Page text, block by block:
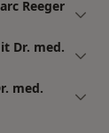
Reeger
Dr. med.
med.